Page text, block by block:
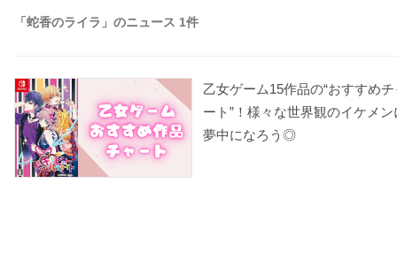
「蛇香のライラ」のニュース 1件
乙女ゲーム15作品の“おすすめ
ート”！様々な世界観のイケメン
夢中になろう◎